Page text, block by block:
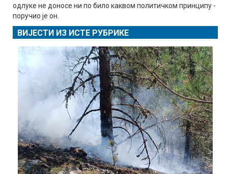
одлуке не доносе ни по било каквом политичком принципу -
поручио је он.
ВИЈЕСТИ ИЗ ИСТЕ РУБРИКЕ